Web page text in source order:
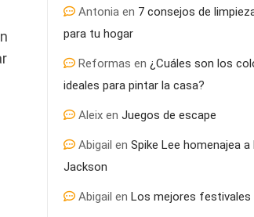
Antonia en 7 consejos de
para tu hogar
Reformas en ¿Cuáles son los
ideales para pintar la casa?
Aleix en Juegos de escape
Abigail en Spike Lee homenajea a
Jackson
Abigail en Los mejores festivales